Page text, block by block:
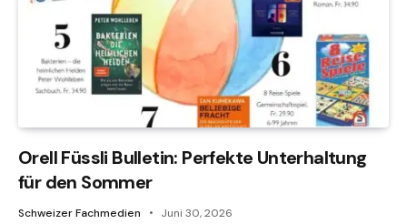
Orell Füssli Bulletin: Perfekte Unterhaltung
für den Sommer
Schweizer Fachmedien Juni 30, 2026